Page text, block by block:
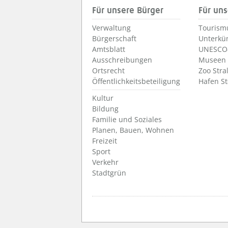
Für unsere Bürger
Verwaltung
Bürgerschaft
Amtsblatt
Ausschreibungen
Ortsrecht
Öffentlichkeitsbeteiligung
Kultur
Bildung
Familie und Soziales
Planen, Bauen, Wohnen
Freizeit
Sport
Verkehr
Stadtgrün
Für
Museen
Zoo
Hafen